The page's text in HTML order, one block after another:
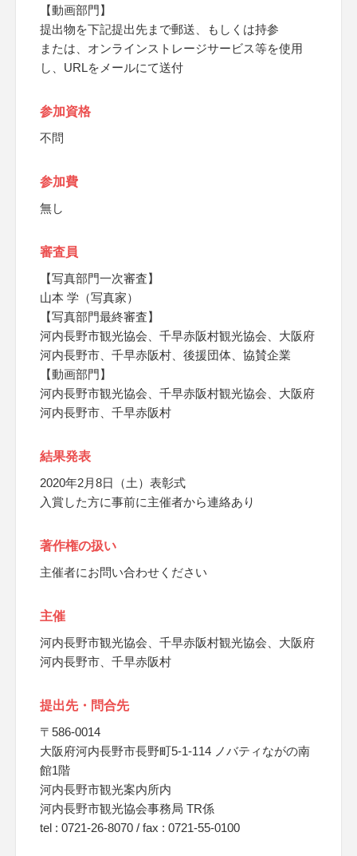
【動画部門】
提出物を下記提出先まで郵送、もしくは持参
または、オンラインストレージサービス等を使用
し、URLをメールにて送付
参加資格
不問
参加費
無し
審査員
【写真部門一次審査】
山本 学（写真家）
【写真部門最終審査】
河内長野市観光協会、千早赤阪村観光協会、大阪府
河内長野市、千早赤阪村、後援団体、協賛企業
【動画部門】
河内長野市観光協会、千早赤阪村観光協会、大阪府
河内長野市、千早赤阪村
結果発表
2020年2月8日（土）表彰式
入賞した方に事前に主催者から連絡あり
著作権の扱い
主催者にお問い合わせください
主催
河内長野市観光協会、千早赤阪村観光協会、大阪府
河内長野市、千早赤阪村
提出先・問合先
〒586-0014
大阪府河内長野市長野町5-1-114 ノバティながの南
館1階
河内長野市観光案内所内
河内長野市観光協会事務局 TR係
tel : 0721-26-8070 / fax : 0721-55-0100